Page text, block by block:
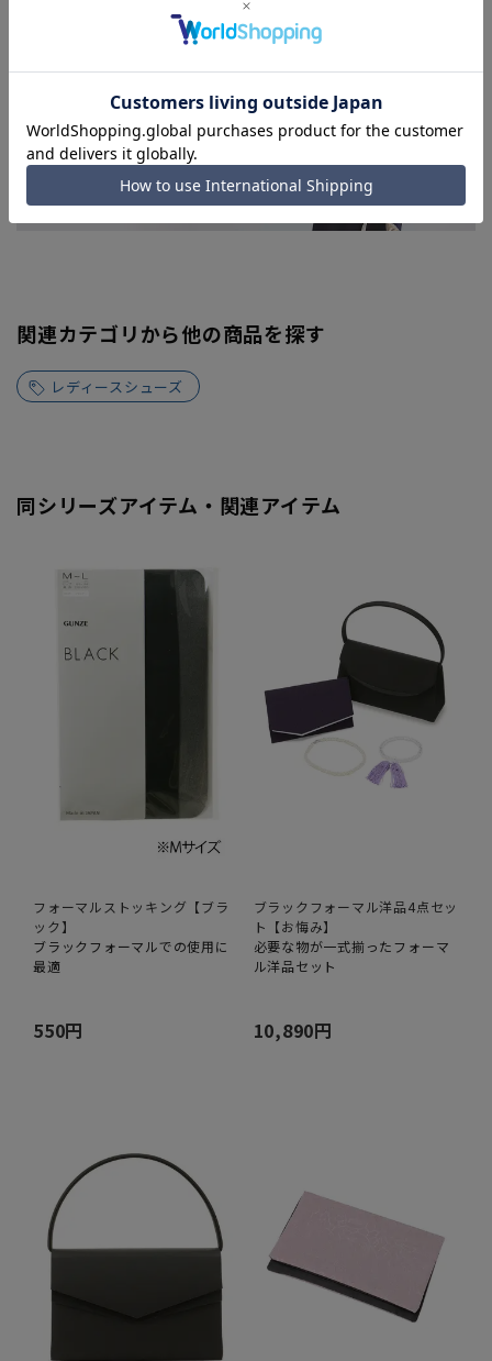
関連カテゴリから他の商品を探す
レディースシューズ
同シリーズアイテム・関連アイテム
フォーマルストッキング【ブラ
ック】
ブラックフォーマルでの使用に
最適
550円
ブラックフォーマル洋品4点セッ
ト【お悔み】
必要な物が一式揃ったフォーマ
ル洋品セット
10,890円